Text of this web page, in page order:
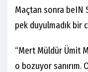
Maçtan sonra beIN
pek duyulmadık bir
“Mert Müldür Ümit
o bozuyor sanırım.